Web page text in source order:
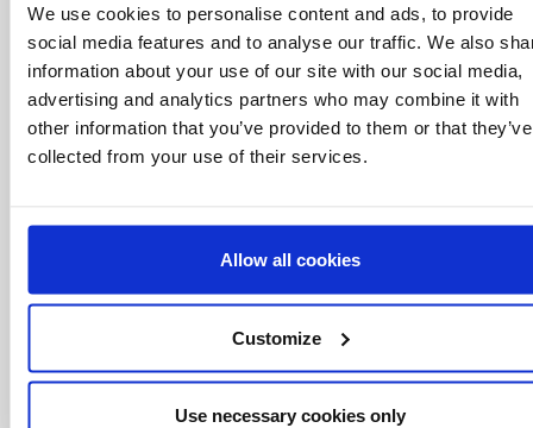
We use cookies to personalise content and ads, to provide
social media features and to analyse our traffic. We also
information about your use of our site with our social media,
advertising and analytics partners who may combine it with
other information that you’ve provided to them or that they’ve
collected from your use of their services.
Allow all cookies
Customize
Use necessary cookies only
saperlo
Offerte speciali, eventi e notizie dal mondo del
licensing, tutto con un semplice clic.